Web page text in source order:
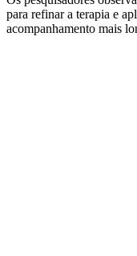
para refinar a terapia e
acompanhamento mais